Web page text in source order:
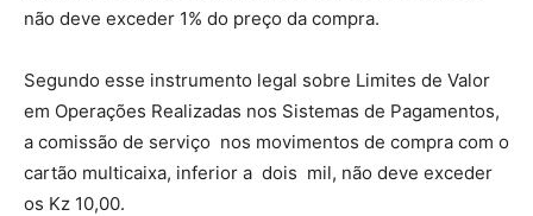
não deve exceder 1% do preço da compra.
Segundo esse instrumento legal sobre Limites de Valor
em Operações Realizadas nos Sistemas de Pagamentos,
a comissão de serviço nos movimentos de compra com o
cartão multicaixa, inferior a dois mil, não deve exceder
os Kz 10,00.